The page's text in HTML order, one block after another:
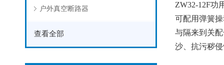
户外真空断路器
查看全部
ZW32-12F功
可配用弹簧
与隔来到关
沙、抗污秽